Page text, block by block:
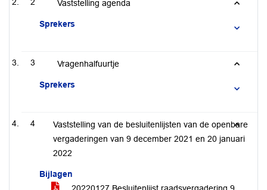
Vaststelling agenda
Sprekers
3 Vragenhalfuurtje
Sprekers
4
Vaststelling van de besluitenlijsten van de openbare
vergaderingen van 9 december 2021 en 20 januari
2022
Bijlagen